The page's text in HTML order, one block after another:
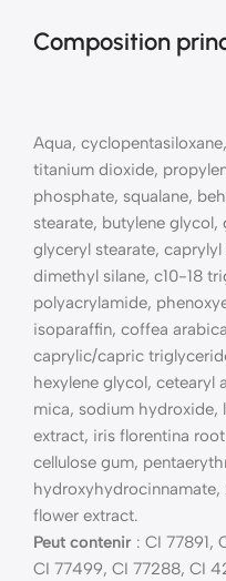
Composition
Aqua,
titanium dioxide,
phosphate, squalane,
stearate, butylene
glyceryl stearate,
dimethyl silane, c10-18
polyacrylamide,
isoparaffin, coffea
caprylic/capric
hexylene glycol, cetearyl
mica, sodium hydroxide,
extract, iris florentina
cellulose gum,
flower extract.
Peut contenir : CI 77891,
CI 77499, CI 77288, CI